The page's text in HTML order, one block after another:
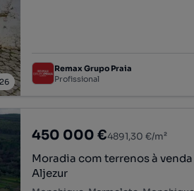
26
Remax Grupo Praia
Profissional
450 000 €4891,30 €/m²
Moradia com terrenos à venda em
Aljezur